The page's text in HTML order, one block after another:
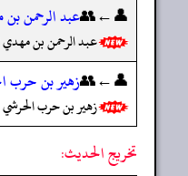
👤←👥عبد الرحمن
عبد الرحمن بن
👤←👥زهير بن حرب
زهير بن حرب
تخريج الحديث: